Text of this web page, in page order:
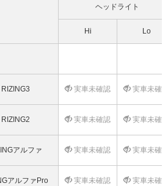
ヘッドライト
Hi Lo
RIZING3 実車未確認 実車未確
RIZING2 実車未確認 実車未確
アルファ 実車未確認 実車未確
アルファPro 実車未確認 実車未確